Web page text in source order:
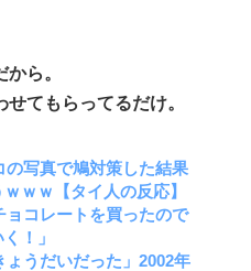
ら。
てもらってるだけ。
の写真で鳩対策した結果
ｗｗ【タイ人の反応】
コレートを買ったので
！」
ょうだいだった」2002年